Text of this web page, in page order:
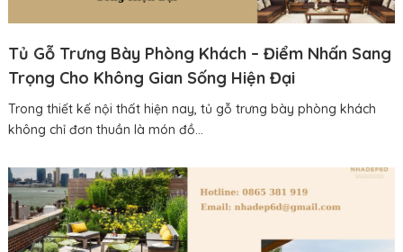
Tủ Gỗ Trưng Bày Phòng Khách – Điểm Nhấn Sang
Trọng Cho Không Gian Sống Hiện Đại
Trong thiết kế nội thất hiện nay, tủ gỗ trưng bày phòng khách
không chỉ đơn thuần là món đồ...